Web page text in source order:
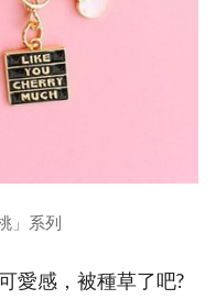
」系列
愛感，被種草了吧?